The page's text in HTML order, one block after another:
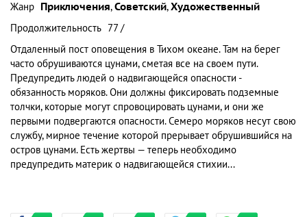
Жанр Приключения,Советский,Художественный
Продолжительность 77 /
Отдаленный пост оповещения в Тихом океане. Там на берег
часто обрушиваются цунами, сметая все на своем пути.
Предупредить людей о надвигающейся опасности -
обязанность моряков. Они должны фиксировать подземные
толчки, которые могут спровоцировать цунами, и они же
первыми подвергаются опасности. Семеро моряков несут свою
службу, мирное течение которой прерывает обрушившийся на
остров цунами. Есть жертвы — теперь необходимо
предупредить материк о надвигающейся стихии...